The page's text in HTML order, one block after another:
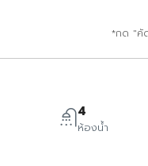
*กด "คั
4
ห้องน้ำ